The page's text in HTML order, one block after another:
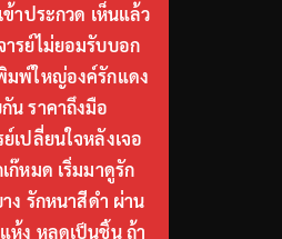
าประกวด เห็นแล้ว
รย์ไม่ยอมรับบอก
มพ์ใหญ่องค์รักแดง
น ราคาถึงมือ
เปลี่ยนใจหลังเจอ
ก๊หมด เริ่มมาดูรัก
ง รักหนาสีดำ ผ่าน
ห้ง หลุดเป็นชิ้น ถ้า